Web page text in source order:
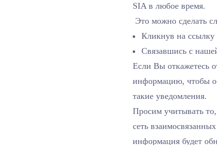
SIA в любое время.
Это можно сделать
Кликнув на
Связавшись с
Если Вы откажетесь
информацию, чтобы
такие уведомления.
Просим учитывать
сеть
информация будет